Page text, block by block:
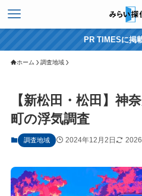
PR TIMESに掲
ホーム 調査地域
【新松田・松田】神
町の浮気調査
調査地域 2024年12月2日